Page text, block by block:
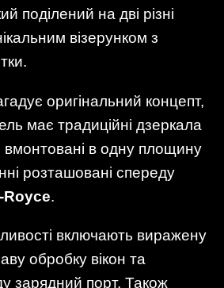
поділений на дві різні
візерунком з
оригінальний концепт,
має традиційні дзеркала
вмонтовані в одну площину
розташовані спереду
Royce.
включають виражену
обробку вікон та
зарядний порт. Також